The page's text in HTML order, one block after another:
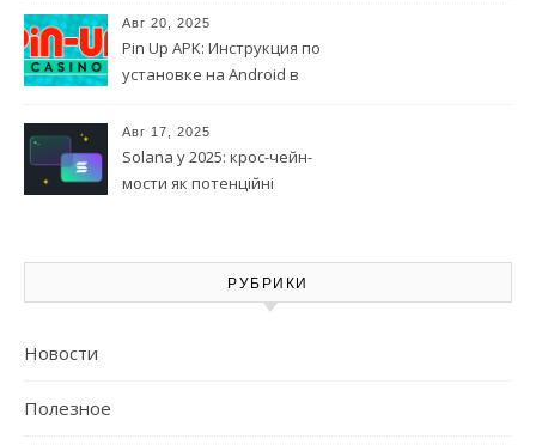
Авг 20, 2025
Pin Up APK: Инструкция по
установке на Android в
Авг 17, 2025
Solana у 2025: крос-чейн-
мости як потенційні
РУБРИКИ
Новости
Полезное